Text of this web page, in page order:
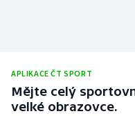
Moderní pětiboj
Motorsport
APLIKACE ČT SPORT
Mějte celý
velké obrazovce.